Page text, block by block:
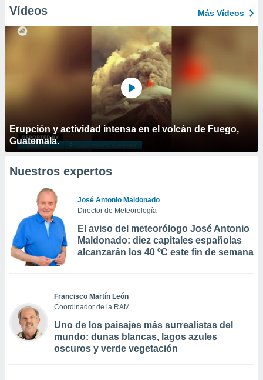
Vídeos Más Vídeos
Erupción y actividad intensa en el volcán de Fuego,
Guatemala.
Nuestros expertos
José Antonio Maldonado
Director de Meteorología
El aviso del meteorólogo José Antonio
Maldonado: diez capitales españolas
alcanzarán los 40 ºC este fin de semana
Francisco Martín León
Coordinador de la RAM
Uno de los paisajes más surrealistas del
mundo: dunas blancas, lagos azules
oscuros y verde vegetación